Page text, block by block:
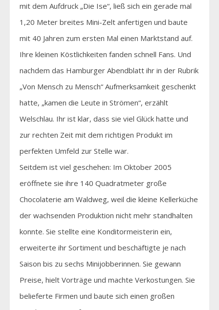
mit dem Aufdruck „Die Ise“, ließ sich ein gerade mal
1,20 Meter breites Mini-Zelt anfertigen und baute
mit 40 Jahren zum ersten Mal einen Marktstand auf.
Ihre kleinen Köstlichkeiten fanden schnell Fans. Und
nachdem das Hamburger Abendblatt ihr in der Rubrik
„Von Mensch zu Mensch“ Aufmerksamkeit geschenkt
hatte, „kamen die Leute in Strömen“, erzählt
Welschlau. Ihr ist klar, dass sie viel Glück hatte und
zur rechten Zeit mit dem richtigen Produkt im
perfekten Umfeld zur Stelle war.
Seitdem ist viel geschehen: Im Oktober 2005
eröffnete sie ihre 140 Quadratmeter große
Chocolaterie am Waldweg, weil die kleine Kellerküche
der wachsenden Produktion nicht mehr standhalten
konnte. Sie stellte eine Konditormeisterin ein,
erweiterte ihr Sortiment und beschäftigte je nach
Saison bis zu sechs Minijobberinnen. Sie gewann
Preise, hielt Vorträge und machte Verkostungen. Sie
belieferte Firmen und baute sich einen großen